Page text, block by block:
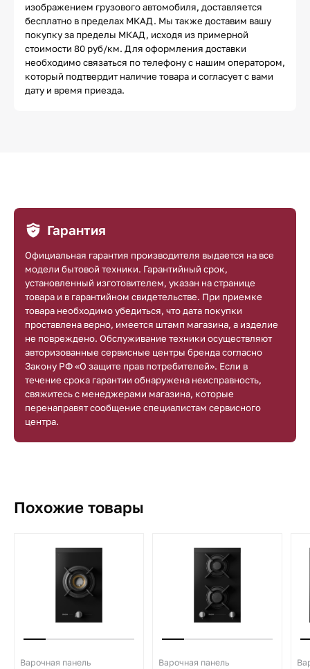
изображением грузового автомобиля, доставляется
бесплатно в пределах МКАД. Мы также доставим вашу
покупку за пределы МКАД, исходя из примерной
стоимости 80 руб/км. Для оформления доставки
необходимо связаться по телефону с нашим оператором,
который подтвердит наличие товара и согласует с вами
дату и время приезда.
Гарантия
Официальная гарантия производителя выдается на все
модели бытовой техники. Гарантийный срок,
установленный изготовителем, указан на странице
товара и в гарантийном свидетельстве. При приемке
товара необходимо убедиться, что дата покупки
проставлена верно, имеется штамп магазина, а изделие
не повреждено. Обслуживание техники осуществляют
авторизованные сервисные центры бренда согласно
Закону РФ «О защите прав потребителей». Если в
течение срока гарантии обнаружена неисправность,
свяжитесь с менеджерами магазина, которые
перенаправят сообщение специалистам сервисного
центра.
Похожие товары
Варочная панель Варочная панель